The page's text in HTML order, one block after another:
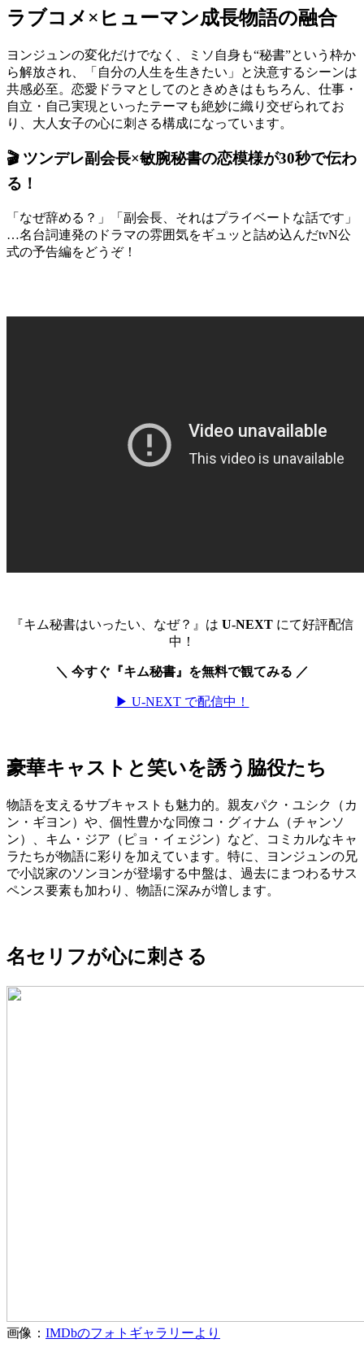
ラブコメ×ヒューマン成長物語の融合
ヨンジュンの変化だけでなく、ミソ自身も“秘書”という枠か
ら解放され、「自分の人生を生きたい」と決意するシーンは
共感必至。恋愛ドラマとしてのときめきはもちろん、仕事・
自立・自己実現といったテーマも絶妙に織り交ぜられてお
り、大人女子の心に刺さる構成になっています。
🎬 ツンデレ副会長×敏腕秘書の恋模様が30秒で伝わ
る！
「なぜ辞める？」「副会長、それはプライベートな話です」
…名台詞連発のドラマの雰囲気をギュッと詰め込んだtvN公
式の予告編をどうぞ！
『キム秘書はいったい、なぜ？』は U-NEXTにて好評配信
中！
＼ 今すぐ『キム秘書』を無料で観てみる ／
▶ U-NEXT で配信中！
豪華キャストと笑いを誘う脇役たち
物語を支えるサブキャストも魅力的。親友パク・ユシク（カ
ン・ギヨン）や、個性豊かな同僚コ・グィナム（チャンソ
ン）、キム・ジア（ピョ・イェジン）など、コミカルなキャ
ラたちが物語に彩りを加えています。特に、ヨンジュンの兄
で小説家のソンヨンが登場する中盤は、過去にまつわるサス
ペンス要素も加わり、物語に深みが増します。
名セリフが心に刺さる
画像： IMDbのフォトギャラリーより